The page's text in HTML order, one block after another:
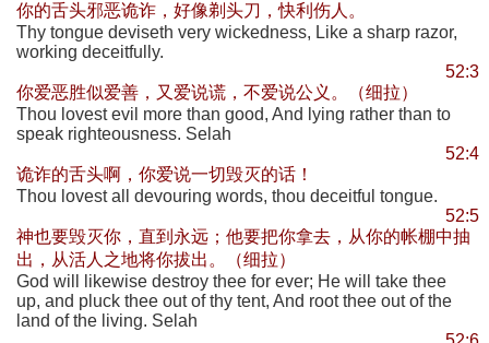
你的舌头邪恶诡诈，好像剃头刀，快利伤人。
Thy tongue deviseth very wickedness, Like a sharp razor,
working deceitfully.
52:3
你爱恶胜似爱善，又爱说谎，不爱说公义。（细拉）
Thou lovest evil more than good, And lying rather than to
speak righteousness. Selah
52:4
诡诈的舌头啊，你爱说一切毁灭的话！
Thou lovest all devouring words, thou deceitful tongue.
52:5
神也要毁灭你，直到永远；他要把你拿去，从你的帐棚中抽
出，从活人之地将你拔出。（细拉）
God will likewise destroy thee for ever; He will take thee
up, and pluck thee out of thy tent, And root thee out of the
land of the living. Selah